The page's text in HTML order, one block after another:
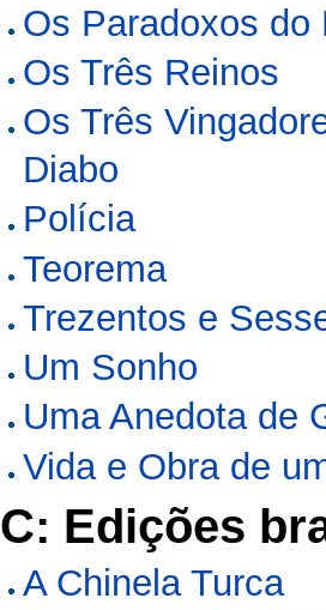
Os Paradoxos do
Os Três Reinos
Os Três
Diabo
Polícia
Teorema
Trezentos e
Um Sonho
Uma Anedota de
Vida e Obra de
C: Edições
A Chinela Turca